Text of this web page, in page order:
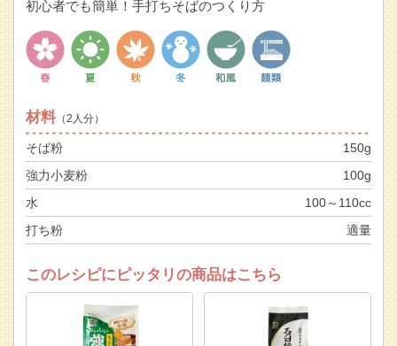
初心者でも簡単！手打ちそばのつくり方
材料（2人分）
そば粉
150g
強力小麦粉
100g
水
100～110cc
打ち粉
適量
このレシピにピッタリの商品はこちら